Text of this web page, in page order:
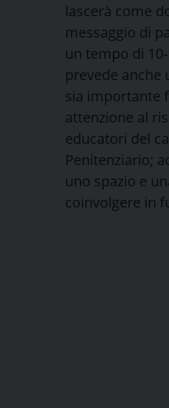
lascerà come
messaggio di
un tempo di
prevede
sia importante
attenzione al
educatori del
Penitenziario;
uno spazio e
coinvolgere in